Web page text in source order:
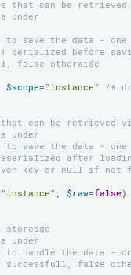
that can be retrieved
under
to save the data -
serialized before
false otherwise
$scope="instance" /*
can be retrieved
under
to save the data -
after
key or null if not
"instance" , $raw=false )
storeage
under
to handle the data -
false